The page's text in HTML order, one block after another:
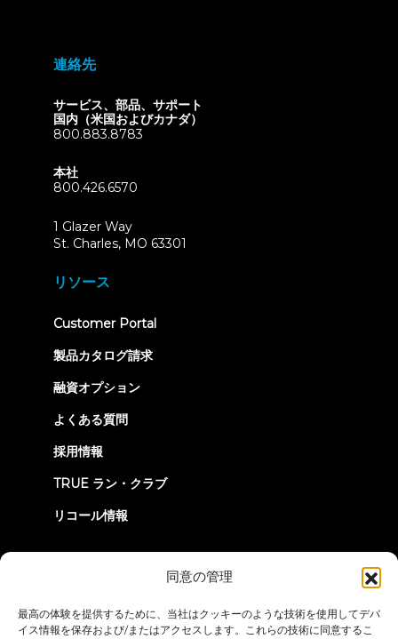
同意の管理
最高の体験を提供するために、当社はクッキーのような技術を使用してデバ
イス情報を保存および/またはアクセスします。これらの技術に同意するこ
連絡先
サービス、部品、サポート
国内（米国およびカナダ）
800.883.8783
本社
800.426.6570
1 Glazer Way
St. Charles, MO 63301
リソース
Customer Portal(opens
製品カタログ請求
融資オプション
よくある質問
採用情報
TRUE ラン・クラブ
リコール情報